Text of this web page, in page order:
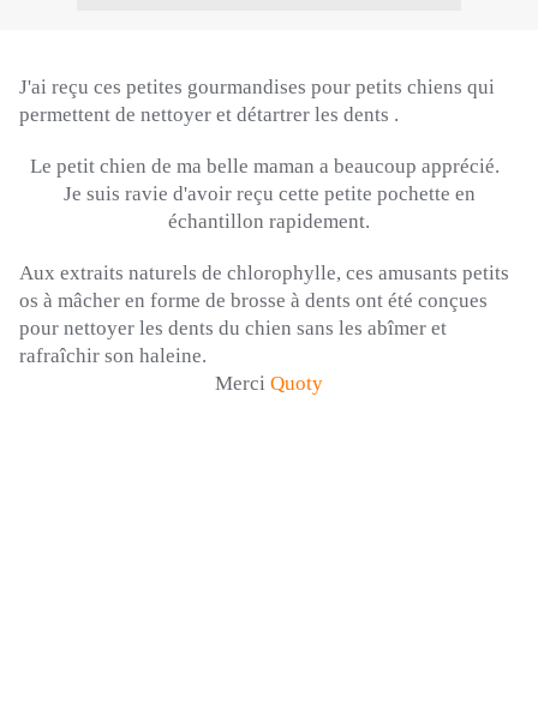
J'ai reçu ces petites gourmandises pour petits chiens qui
permettent de nettoyer et détartrer les dents .
Le petit chien de ma belle maman a beaucoup apprécié.
Je suis ravie d'avoir reçu cette petite pochette en
échantillon rapidement.
Aux extraits naturels de chlorophylle, ces amusants petits
os à mâcher en forme de brosse à dents ont été conçues
pour nettoyer les dents du chien sans les abîmer et
rafraîchir son haleine.
Merci Quoty